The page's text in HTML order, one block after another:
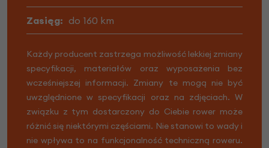
Zasięg: do 160 km
Każdy producent zastrzega możliwość lekkiej zmiany
specyfikacji, materiałów oraz wyposażenia bez
wcześniejszej informacji. Zmiany te mogą nie być
uwzględnione w specyfikacji oraz na zdjęciach. W
związku z tym dostarczony do Ciebie rower może
różnić się niektórymi częściami. Nie stanowi to wady i
nie wpływa to na funkcjonalność techniczną roweru.